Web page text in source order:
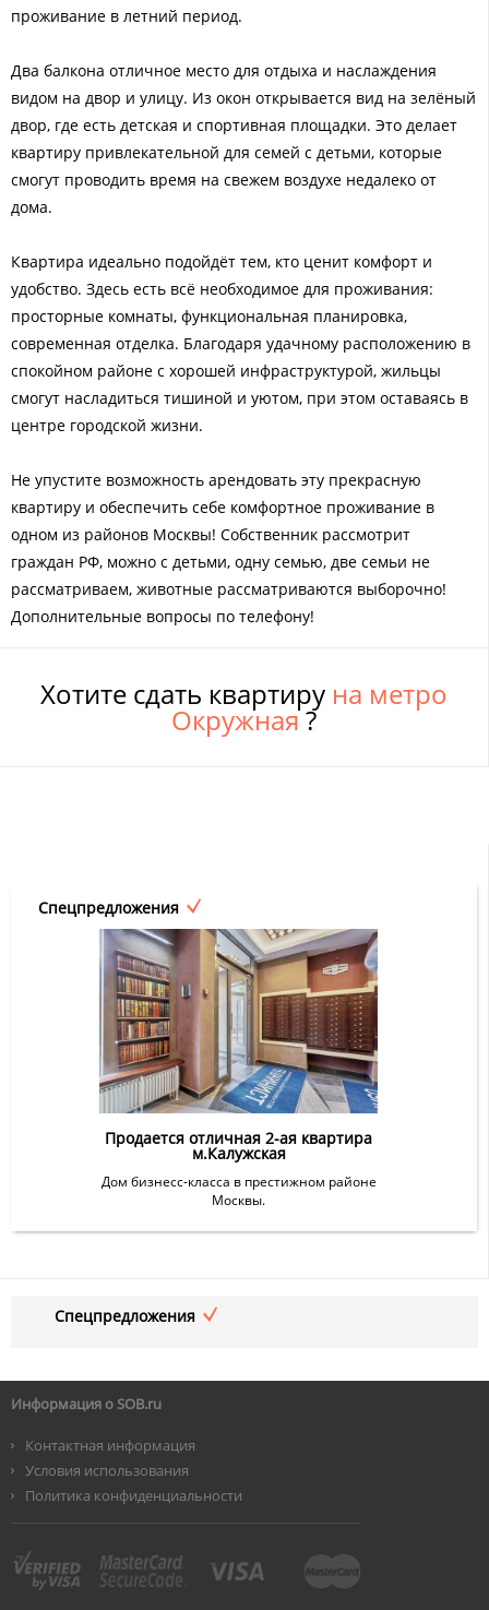
проживание в летний период.
Два балкона отличное место для отдыха и наслаждения
видом на двор и улицу. Из окон открывается вид на зелёный
двор, где есть детская и спортивная площадки. Это делает
квартиру привлекательной для семей с детьми, которые
смогут проводить время на свежем воздухе недалеко от
дома.
Квартира идеально подойдёт тем, кто ценит комфорт и
удобство. Здесь есть всё необходимое для проживания:
просторные комнаты, функциональная планировка,
современная отделка. Благодаря удачному расположению в
спокойном районе с хорошей инфраструктурой, жильцы
смогут насладиться тишиной и уютом, при этом оставаясь в
центре городской жизни.
Не упустите возможность арендовать эту прекрасную
квартиру и обеспечить себе комфортное проживание в
одном из районов Москвы! Собственник рассмотрит
граждан РФ, можно с детьми, одну семью, две семьи не
рассматриваем, животные рассматриваются выборочно!
Дополнительные вопросы по телефону!
Хотите сдать квартиру на метро
Окружная?
Спецпредложения
Продается отличная 2-ая квартира
м.Калужская
Дом бизнесс-класса в престижном районе
Москвы.
Спецпредложения
Информация о SOB.ru
Контактная информация
Условия использования
Политика конфиденциальности